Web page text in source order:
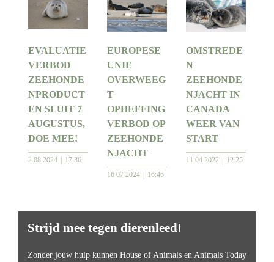
EVALUATIE
VERBOD
ZEEHONDE
NPRODUCT
EN SLUIT 7
AUGUSTUS,
DOE MEE!
2 08 2024 17:36
EUROPESE
UNIE
OVERWEEG
T
OPHEFFING
VERBOD OP
ZEEHONDE
NJACHT
16 07 2024 16:46
OMSTREDE
N
ZEEHONDE
NJACHT IN
CANADA
WEER VAN
START
11 04 2022 12:25
Strijd mee tegen dierenleed!
Zonder jouw hulp kunnen House of Animals en Animals Today